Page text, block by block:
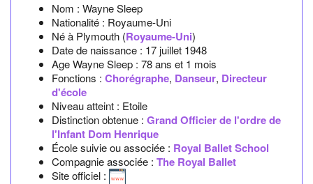
Nom : Wayne Sleep
Nationalité : Royaume-Uni
Né à Plymouth (Royaume-Uni)
Date de naissance : 17 juillet 1948
Age Wayne Sleep : 78 ans et 1 mois
Fonctions : Chorégraphe, Danseur, Directeur
d'école
Niveau atteint : Etoile
Distinction obtenue : Grand Officier de l'ordre de
l'Infant Dom Henrique
École suivie ou associée : Royal Ballet School
Compagnie associée : The Royal Ballet
Site officiel :